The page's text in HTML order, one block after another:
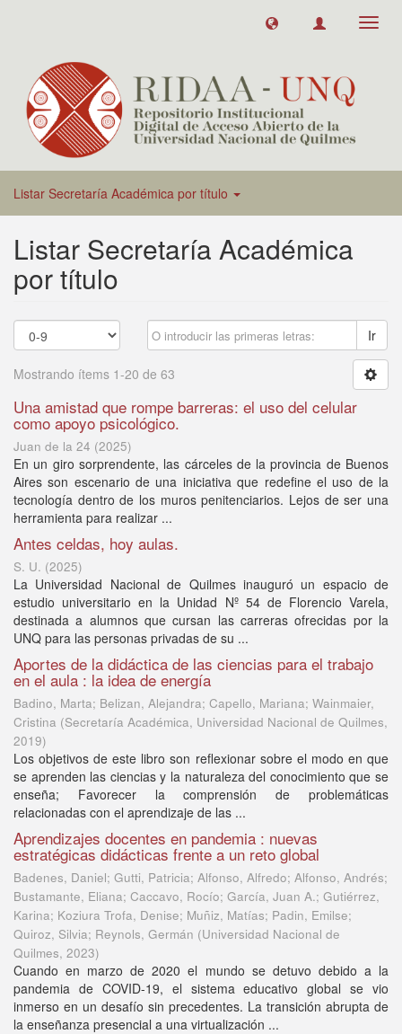
Listar Secretaría Académica por título
Listar Secretaría Académica
por título
Ir
Mostrando ítems 1-20 de 63
Una amistad que rompe barreras: el uso del celular
como apoyo psicológico.
Juan de la 24 (2025)
En un giro sorprendente, las cárceles de la provincia de Buenos
Aires son escenario de una iniciativa que redefine el uso de la
tecnología dentro de los muros penitenciarios. Lejos de ser una
herramienta para realizar ...
Antes celdas, hoy aulas.
S. U. (2025)
La Universidad Nacional de Quilmes inauguró un espacio de
estudio universitario en la Unidad Nº 54 de Florencio Varela,
destinada a alumnos que cursan las carreras ofrecidas por la
UNQ para las personas privadas de su ...
Aportes de la didáctica de las ciencias para el trabajo
en el aula : la idea de energía
Badino, Marta; Belizan, Alejandra; Capello, Mariana; Wainmaier,
Cristina (Secretaría Académica, Universidad Nacional de Quilmes,
2019)
Los objetivos de este libro son reflexionar sobre el modo en que
se aprenden las ciencias y la naturaleza del conocimiento que se
enseña; Favorecer la comprensión de problemáticas
relacionadas con el aprendizaje de las ...
Aprendizajes docentes en pandemia : nuevas
estratégicas didácticas frente a un reto global
Badenes, Daniel; Gutti, Patricia; Alfonso, Alfredo; Alfonso, Andrés;
Bustamante, Eliana; Caccavo, Rocío; García, Juan A.; Gutiérrez,
Karina; Koziura Trofa, Denise; Muñiz, Matías; Padin, Emilse;
Quiroz, Silvia; Reynols, Germán (Universidad Nacional de
Quilmes, 2023)
Cuando en marzo de 2020 el mundo se detuvo debido a la
pandemia de COVID-19, el sistema educativo global se vio
inmerso en un desafío sin precedentes. La transición abrupta de
la enseñanza presencial a una virtualización ...